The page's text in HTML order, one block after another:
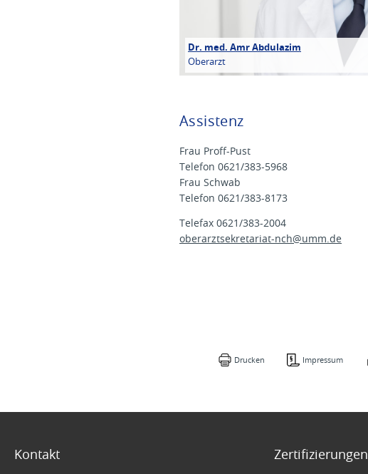
Dr. med. Amr Abdulazim
Oberarzt
Assistenz
Frau Proff-Pust
Telefon 0621/383-5968
Frau Schwab
Telefon 0621/383-8173
Telefax 0621/383-2004
oberarztsekretariat-nch@umm.de
Drucken Impressum
Kontakt Zertifizierungen